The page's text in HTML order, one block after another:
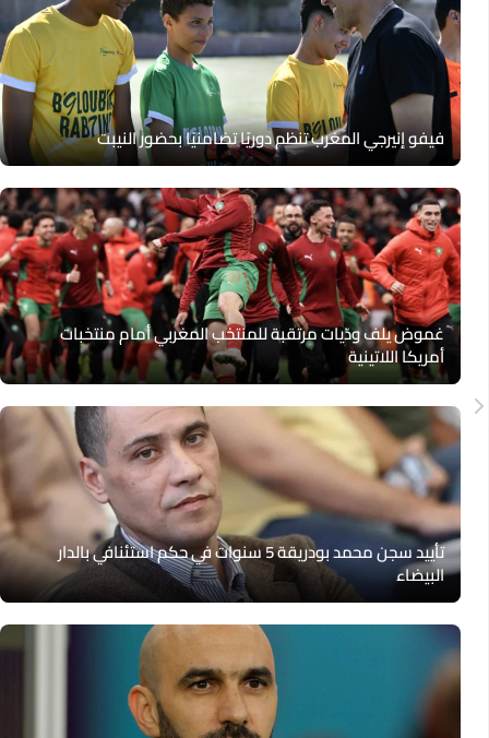
فيفو إنيرجي المغرب تنظم دوريًا تضامنيًا بحضور النيبت
غموض يلف ودّيات مرتقبة للمنتخب المغربي أمام منتخبات
أمريكا اللاتينية
تأييد سجن محمد بودريقة 5 سنوات في حكم استئنافي بالدار
البيضاء